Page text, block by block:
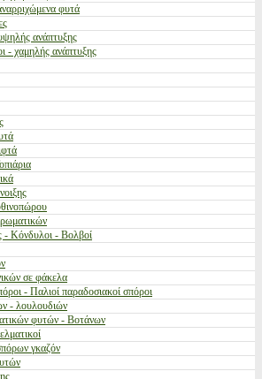
φυτά
ανάπτυξης
- χαμηλής ανάπτυξης
- Κόνδυλοι - Βολβοί
σε φάκελα
- Παλιοί παραδοσιακοί σπόροι
- λουλουδιών
φυτών - Βοτάνων
γκαζόν